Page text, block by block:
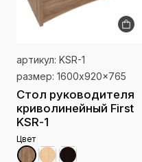
артикул: KSR-1
размер: 1600x920x765
Стол руководителя
криволинейный First
KSR-1
Цвет